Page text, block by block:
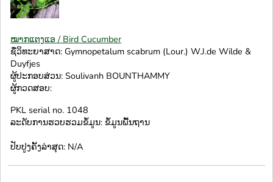
ໝາກແຕງແອ / Bird Cucumber
ຊື່ວິທະຍາສາດ: Gymnopetalum scabrum (Lour.) W.J.de Wilde &
Duyfjes
ຜູ້ປະກອບສ່ວນ: Soulivanh BOUNTHAMMY
ຜູ້ກວດສອບ:
PKL serial no. 1048
ລະດັບການຮວບຮວມຂໍ້ມູນ: ຂໍ້ມູນພື້ນຖານ
ປັບປູງຄັ້ງລ່າສຸດ: N/A